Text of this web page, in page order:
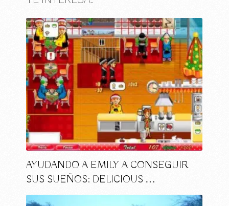
AYUDANDO A EMILY A CONSEGUIR
SUS SUEÑOS: DELICIOUS …